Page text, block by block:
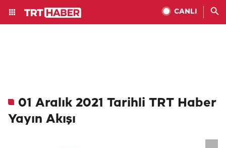
CANLI
01 Aralık 2021 Tarihli TRT Haber
Yayın Akışı